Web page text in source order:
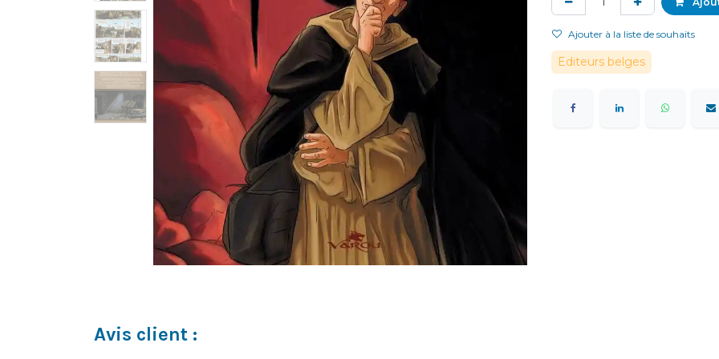
Ajouter à la liste de souhaits
Editeurs belges
Avis client :